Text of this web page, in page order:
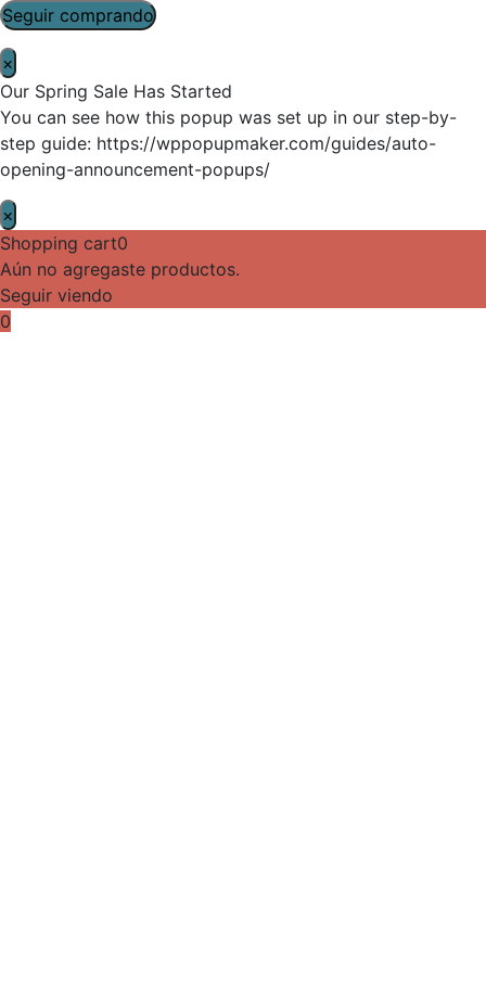
Seguir comprando
×
Our Spring Sale Has Started
You can see how this popup was set up in our step-by-
step guide: https://wppopupmaker.com/guides/auto-
opening-announcement-popups/
×
Shopping cart0
Aún no agregaste productos.
Seguir viendo
0